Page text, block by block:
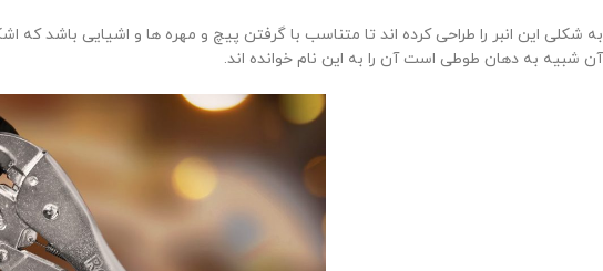
به شکلی این انبر را طراحی کرده اند تا متناسب با گرفتن پیچ و مهره ها و اشیایی باشد که
آن شبیه به دهان طوطی است آن را به این نام خوانده اند.